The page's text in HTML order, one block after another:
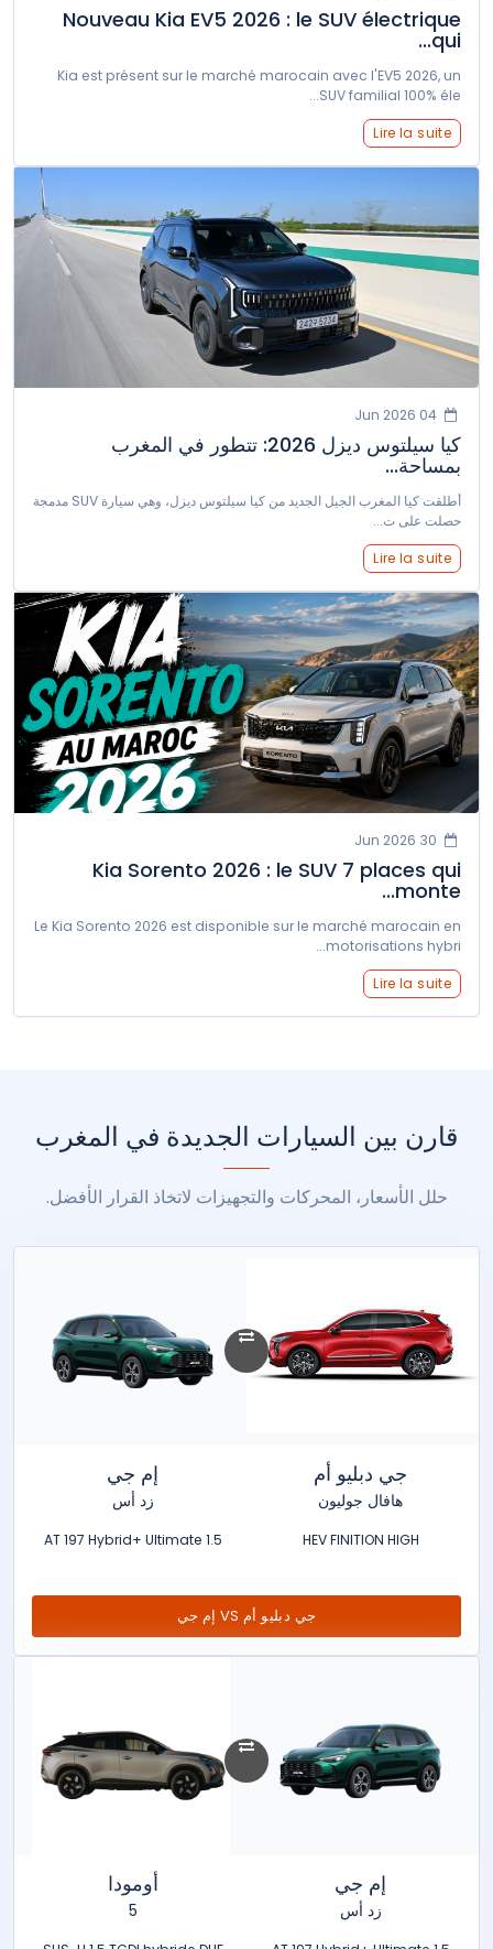
Nouveau Kia EV5 2026 : le SUV électrique
qui...
Kia est présent sur le marché marocain avec l'EV5 2026, un
SUV familial 100% éle...
Lire la suite
04 Jun 2026
كيا سيلتوس ديزل 2026: تتطور في المغرب
بمساحة...
أطلقت كيا المغرب الجيل الجديد من كيا سيلتوس ديزل، وهي سيارة SUV مدمجة
حصلت على ت...
Lire la suite
30 Jun 2026
Kia Sorento 2026 : le SUV 7 places qui
monte...
Le Kia Sorento 2026 est disponible sur le marché marocain en
motorisations hybri...
Lire la suite
قارن بين السيارات الجديدة في المغرب
حلل الأسعار، المحركات والتجهيزات لاتخاذ القرار الأفضل.
جي دبليو أم
هافال جوليون
HEV FINITION HIGH
إم جي
زد أس
1.5 AT 197 Hybrid+ Ultimate
جي دبليو أم VS إم جي
إم جي
زد أس
أومودا